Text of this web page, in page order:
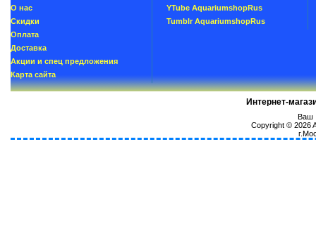
О нас
Скидки
Oплатa
Доставка
Акции и спец предложения
Карта сайта
YTube AquariumshopRus
Tumblr AquariumshopRus
Интернет-
Ваш
Copyright © 2026